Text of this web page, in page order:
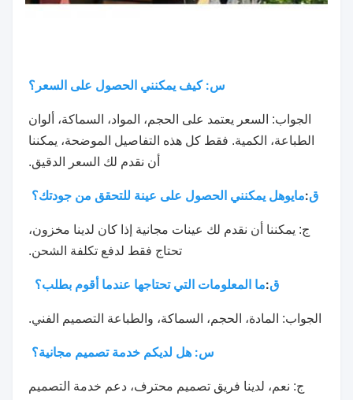
س: كيف يمكنني الحصول على السعر؟
الجواب: السعر يعتمد على الحجم، المواد، السماكة، ألوان
الطباعة، الكمية. فقط كل هذه التفاصيل الموضحة، يمكننا
أن نقدم لك السعر الدقيق.
ق:مايوهل يمكنني الحصول على عينة للتحقق من جودتك؟
ج: يمكننا أن نقدم لك عينات مجانية إذا كان لدينا مخزون،
تحتاج فقط لدفع تكلفة الشحن.
ق:ما المعلومات التي تحتاجها عندما أقوم بطلب؟
الجواب: المادة، الحجم، السماكة، والطباعة التصميم الفني.
س: هل لديكم خدمة تصميم مجانية؟
ج: نعم، لدينا فريق تصميم محترف، دعم خدمة التصميم